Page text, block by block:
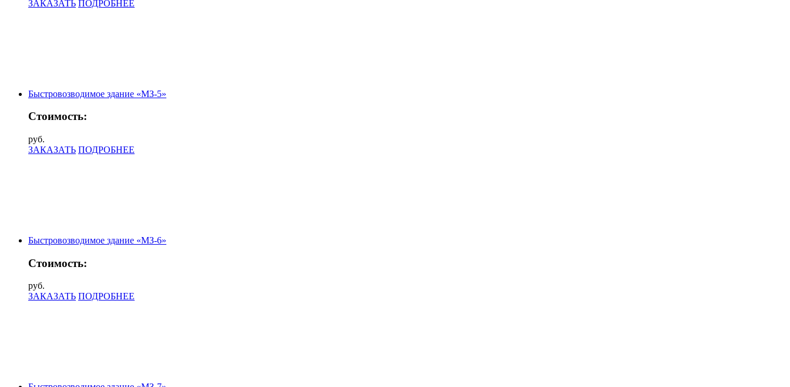
ЗАКАЗАТЬ ПОДРОБНЕЕ
Быстровозводимое здание «МЗ-5»
Стоимость:
руб.
ЗАКАЗАТЬ ПОДРОБНЕЕ
Быстровозводимое здание «МЗ-6»
Стоимость:
руб.
ЗАКАЗАТЬ ПОДРОБНЕЕ